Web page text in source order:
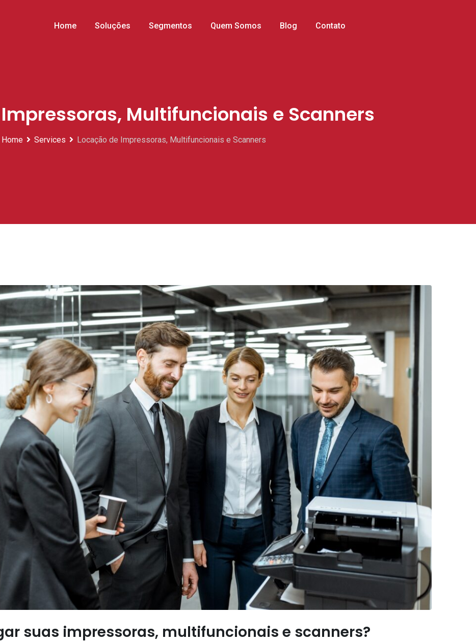
Home Soluções Segmentos Quem Somos Blog Contato
Multifuncionais e Scanners
Home Services Locação de Impressoras, Multifuncionais e Scanners
suas impressoras, multifuncionais e scanners?